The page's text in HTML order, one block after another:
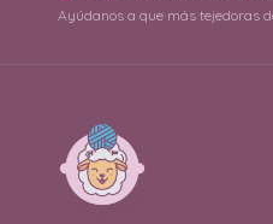
Ayúdanos a que más tejedoras